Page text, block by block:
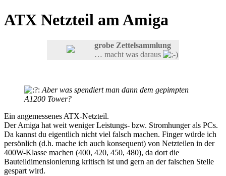
ATX Netzteil am Amiga
grobe Zettelsammlung
… macht was daraus
Aber was spendiert man dann dem gepimpten
A1200 Tower?
Ein angemessenes ATX-Netzteil.
Der Amiga hat weit weniger Leistungs- bzw. Stromhunger als PCs.
Da kannst du eigentlich nicht viel falsch machen. Finger würde ich
persönlich (d.h. mache ich auch konsequent) von Netzteilen in der
400W-Klasse machen (400, 420, 450, 480), da dort die
Bauteildimensionierung kritisch ist und gern an der falschen Stelle
gespart wird.